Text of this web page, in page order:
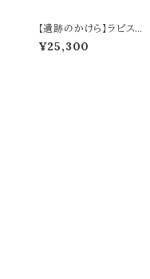
【遺跡のかけら】ラピスラ
ズリのネックレス
¥25,300